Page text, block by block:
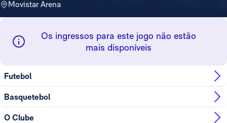
Movistar Arena
Os ingressos para este jogo não estão
mais disponíveis
Futebol
Basquetebol
O Clube